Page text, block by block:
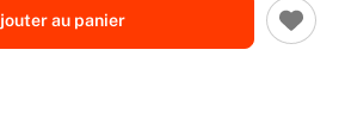
au panier